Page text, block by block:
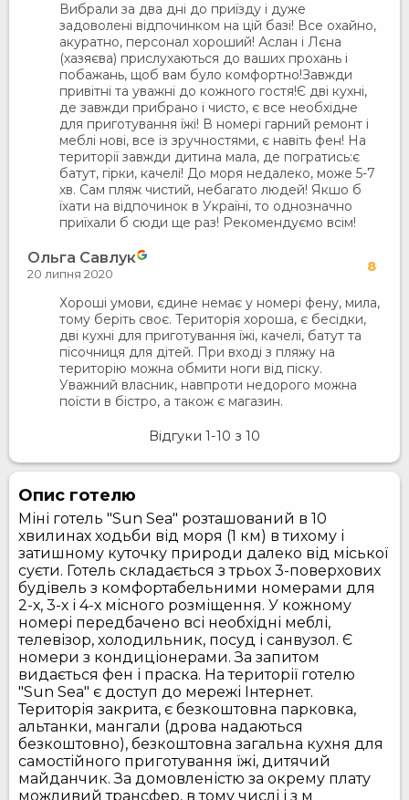
Вибрали за два дні до приїзду і дуже
задоволені відпочинком на цій базі! Все охайно,
акуратно, персонал хороший! Аслан і Лєна
(хазяєва) прислухаються до ваших прохань і
побажань, щоб вам було комфортно!Завжди
привітні та уважні до кожного гостя!Є дві кухні,
де завжди прибрано і чисто, є все необхідне
для приготування їжі! В номері гарний ремонт і
меблі нові, все із зручностями, є навіть фен! На
території завжди дитина мала, де погратись:є
батут, гірки, качелі! До моря недалеко, може 5-7
хв. Сам пляж чистий, небагато людей! Якшо б
їхати на відпочинок в Україні, то однозначно
приїхали б сюди ще раз! Рекомендуємо всім!
Ольга Савлук 8
20 липня 2020
Хороші умови, єдине немає у номері фену, мила,
тому беріть своє. Територія хороша, є бесідки,
дві кухні для приготування їжі, качелі, батут та
пісочниця для дітей. При вході з пляжу на
територію можна обмити ноги від піску.
Уважний власник, навпроти недорого можна
поїсти в бістро, а також є магазин.
Відгуки 1-10 з 10
Опис готелю
Міні готель "Sun Sea" розташований в 10
хвилинах ходьби від моря (1 км) в тихому і
затишному куточку природи далеко від міської
суєти. Готель складається з трьох 3-поверхових
будівель з комфортабельними номерами для
2-х, 3-х і 4-х місного розміщення. У кожному
номері передбачено всі необхідні меблі,
телевізор, холодильник, посуд і санвузол. Є
номери з кондиціонерами. За запитом
видається фен і праска. На території готелю
"Sun Sea" є доступ до мережі Інтернет.
Територія закрита, є безкоштовна парковка,
альтанки, мангали (дрова надаються
безкоштовно), безкоштовна загальна кухня для
самостійного приготування їжі, дитячий
майданчик. За домовленістю за окрему плату
можливий трансфер, в тому числі і з м